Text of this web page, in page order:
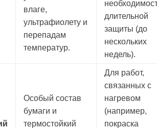
влаге,
ультрафиолету и
перепадам
температур.
длительной
защиты (до
нескольких
недель).
Особый состав
бумаги и
термостойкий
Для работ,
связанных с
нагревом
(например,
покраска